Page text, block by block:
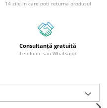
14 zile in care poti returna produsul
Consultanță gratuită
Telefonic sau Whatsapp